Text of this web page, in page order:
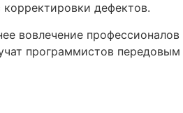
дефектов.
вовлечение профессионалов
программистов передовым